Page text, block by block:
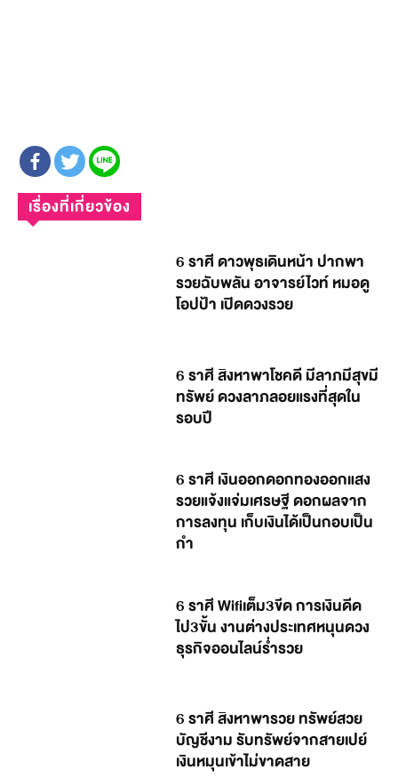
เรื่องที่เกี่ยวข้อง
6 ราศี ดาวพุธเดินหน้า ปากพา
รวยฉับพลัน อาจารย์ไวท์ หมอดู
โอปป้า เปิดดวงรวย
6 ราศี สิงหาพาโชคดี มีลาภมีสุขมี
ทรัพย์ ดวงลาภลอยแรงที่สุดใน
รอบปี
6 ราศี เงินออกดอกทองออกแสง
รวยแจ้งแจ่มเศรษฐี ดอกผลจาก
การลงทุน เก็บเงินได้เป็นกอบเป็น
กำ
6 ราศี Wifiเต็ม3ขีด การเงินดีด
ไป3ขั้น งานต่างประเทศหนุนดวง
ธุรกิจออนไลน์ร่ำรวย
6 ราศี สิงหาพารวย ทรัพย์สวย
บัญชีงาม รับทรัพย์จากสายเปย์
เงินหมุนเข้าไม่ขาดสาย